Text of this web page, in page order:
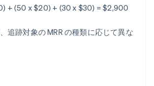
+ (50 x $20) + (30 x $30) = $2,900
追跡対象の MRR の種類に応じて異な